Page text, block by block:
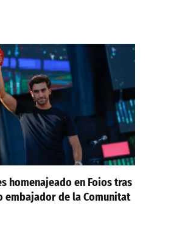
homenajeado en Foios tras
embajador de la Comunitat